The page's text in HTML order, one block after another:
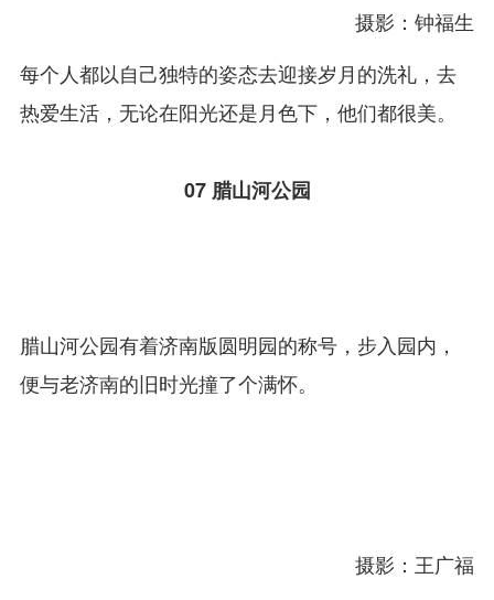
摄影：钟福生
每个人都以自己独特的姿态去迎接岁月的洗礼，去
热爱生活，无论在阳光还是月色下，他们都很美。
07 腊山河公园
腊山河公园有着济南版圆明园的称号，步入园内，
便与老济南的旧时光撞了个满怀。
摄影：王广福